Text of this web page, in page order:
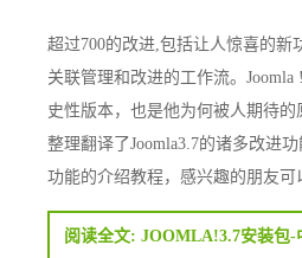
超过700的改进,包括让人惊喜的新
关联管理和改进的工作流。
史性版本，也是他为何被人期待的
整理翻译了Joomla3.7的诸多改进
功能的介绍教程，感兴趣的朋友可